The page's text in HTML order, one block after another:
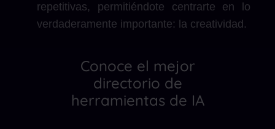
repetitivas, permitiéndote centrarte en lo
verdaderamente importante: la creatividad.
Conoce el mejor
directorio de
herramientas de IA